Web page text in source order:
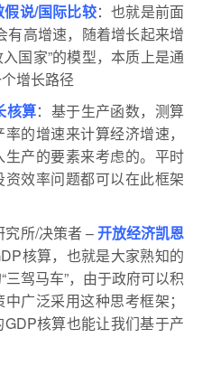
假说/国际比较：也就是前面
有高增速，随着增长起来增
国家”的模型，本质上是通
增长路径
核算：基于生产函数，测算
的增速来计算经济增速，
产的要素来考虑的。平时
效率问题都可以在此框架
究所/决策者 –开放经济凯恩
核算，也就是大家熟知的
驾马车”，由于政府可以积
广泛采用这种思考框架；
核算也能让我们基于产